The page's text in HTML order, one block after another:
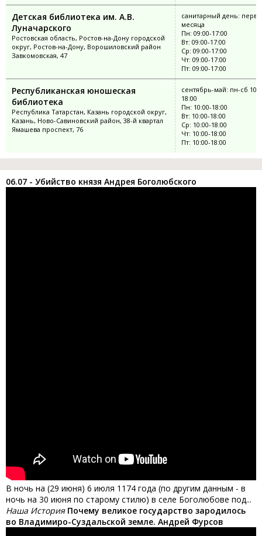
Детская библиотека им. А.В.
Луначарского
Ростовская область, Ростов-на-Дону городской
округ, Ростов-на-Дону, Ворошиловский район
Завкомовская, 47
санитарный день:
месяца
Пн: 09:00-17:00
Вт: 09:00-17:00
Ср: 09:00-17:00
Чт: 09:00-17:00
Пт: 09:00-17:00
Республиканская юношеская
библиотека
Республика Татарстан, Казань городской округ,
Казань, Ново-Савиновский район, 38-й квартал
Ямашева проспект, 76
сентябрь-май: пн-сб
18:00
Пн: 10:00-18:00
Вт: 10:00-18:00
Ср: 10:00-18:00
Чт: 10:00-18:00
Пт: 10:00-18:00
06.07 - Убийство князя Андрея Боголюбского
В ночь на (29 июня) 6 июля 1174 года (по другим данным - в
ночь на 30 июня по старому стилю) в селе Боголюбове под...
Наша История Почему великое государство зародилось
во Владимиро-Суздальской земле. Андрей Фурсов